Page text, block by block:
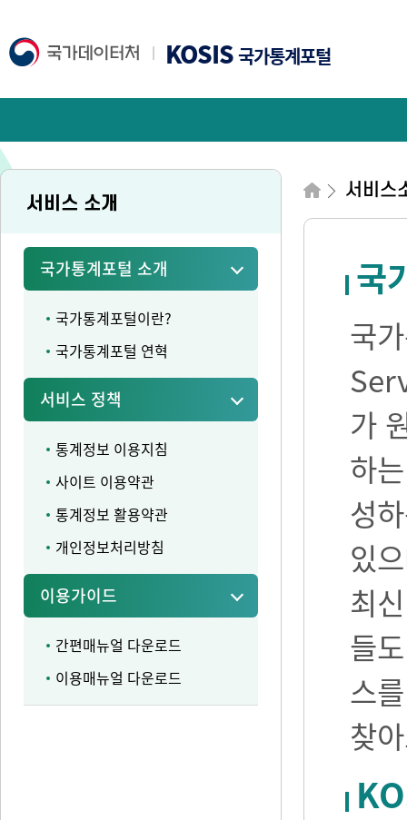
KOSIS국가통계포털
서비스 소개
국가통계포털 소개
국가통계포털이란?
국가통계포털 연혁
서비스 정책
통계정보 이용지침
사이트 이용약관
통계정보 활용약관
개인정보처리방침
이용가이드
간편매뉴얼 다운로드
이용매뉴얼 다운로드
서비스
국
국
가
하
성
있
최
들
스
찾